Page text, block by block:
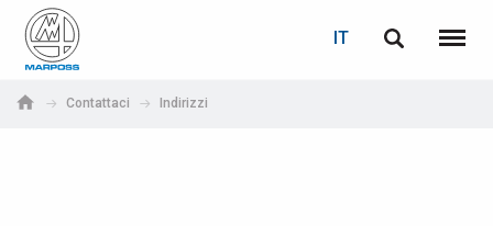
S.p.A.
IT
Menu
Contattaci IndirizziDeutsch
LOGIN